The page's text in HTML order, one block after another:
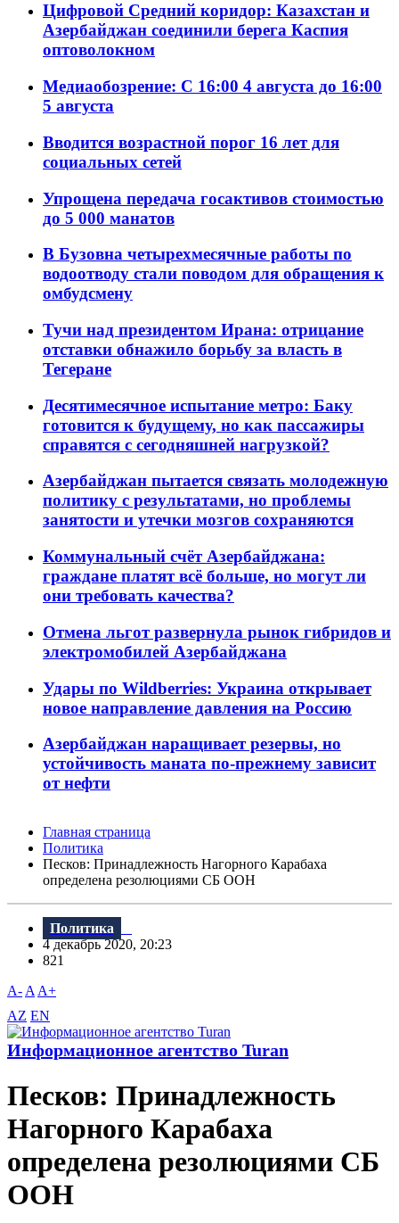
Цифровой Средний коридор: Казахстан и
Азербайджан соединили берега Каспия
оптоволокном
Медиаобозрение: С 16:00 4 августа до 16:00
5 августа
Вводится возрастной порог 16 лет для
социальных сетей
Упрощена передача госактивов стоимостью
до 5 000 манатов
В Бузовна четырехмесячные работы по
водоотводу стали поводом для обращения к
омбудсмену
Тучи над президентом Ирана: отрицание
отставки обнажило борьбу за власть в
Тегеране
Десятимесячное испытание метро: Баку
готовится к будущему, но как пассажиры
справятся с сегодняшней нагрузкой?
Азербайджан пытается связать молодежную
политику с результатами, но проблемы
занятости и утечки мозгов сохраняются
Коммунальный счёт Азербайджана:
граждане платят всё больше, но могут ли
они требовать качества?
Отмена льгот развернула рынок гибридов и
электромобилей Азербайджана
Удары по Wildberries: Украина открывает
новое направление давления на Россию
Азербайджан наращивает резервы, но
устойчивость маната по-прежнему зависит
от нефти
Главная страница
Политика
Песков: Принадлежность Нагорного Карабаха
определена резолюциями СБ ООН
Политика
4 декабрь 2020, 20:23
821
A- A A+
AZ EN
Информационное агентство Turan
Песков: Принадлежность
Нагорного Карабаха
определена резолюциями СБ
ООН